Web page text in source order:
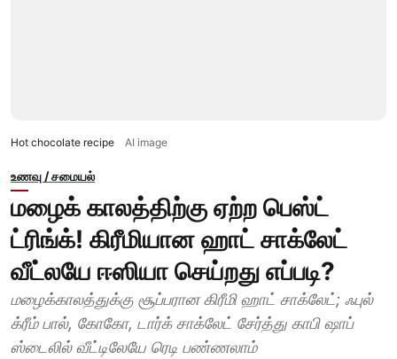
Hot chocolate recipe AI image
உணவு / சமையல்
மழைக் காலத்திற்கு ஏற்ற பெஸ்ட்
ட்ரிங்க்! கிரீமியான ஹாட் சாக்லேட்
வீட்லயே ஈஸியா செய்றது எப்படி?
மழைக்காலத்துக்கு சூப்பரான கிரீமி ஹாட் சாக்லேட்; ஃபுல்
க்ரீம் பால், கோகோ, டார்க் சாக்லேட் சேர்த்து காபி ஷாப்
ஸ்டைலில் வீட்டிலேயே ரெடி பண்ணலாம்